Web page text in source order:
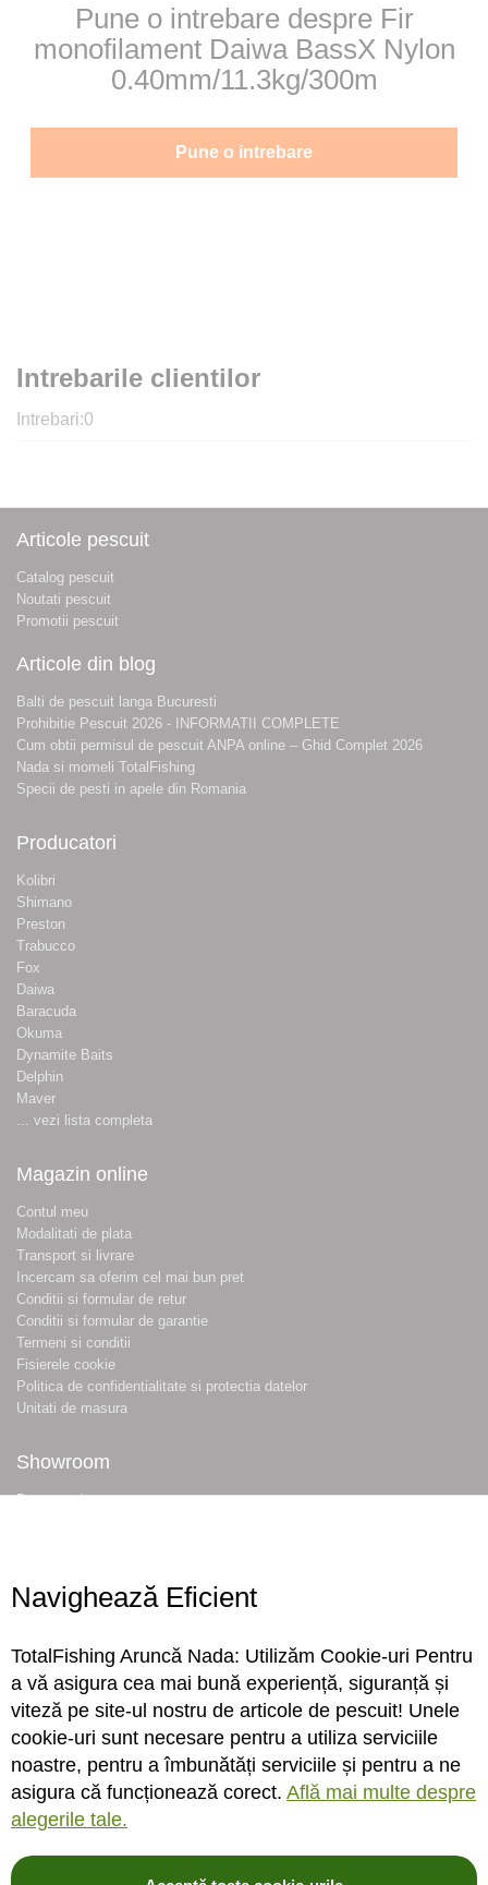
Intrebarile clientilor
Intrebari:0
Pune o intrebare despre Fir
monofilament Daiwa BassX Nylon
0.40mm/11.3kg/300m
Pune o intrebare
Articole pescuit
Catalog pescuit
Noutati pescuit
Promotii pescuit
Articole din blog
Balti de pescuit langa Bucuresti
Prohibitie Pescuit 2026 - INFORMATII COMPLETE
Cum obtii permisul de pescuit ANPA online – Ghid Complet 2026
Nada si momeli TotalFishing
Specii de pesti in apele din Romania
Producatori
Kolibri
Shimano
Preston
Trabucco
Fox
Daiwa
Baracuda
Okuma
Dynamite Baits
Delphin
Maver
... vezi lista completa
Magazin online
Contul meu
Modalitati de plata
Transport si livrare
Incercam sa oferim cel mai bun pret
Conditii si formular de retur
Conditii si formular de garantie
Termeni si conditii
Fisierele cookie
Politica de confidentialitate si protectia datelor
Unitati de masura
Showroom
Despre noi
Conecteaza-te
Sa ne cunoastem mai bine. Vino alaturi de noi pe reteaua ta preferata. Te
asteptam cu stiri, surprize, concursuri, premii ...
Navighează Eficient
TotalFishing Aruncă Nada: Utilizăm Cookie-uri Pentru
a vă asigura cea mai bună experiență, siguranță și
viteză pe site-ul nostru de articole de pescuit! Unele
cookie-uri sunt necesare pentru a utiliza serviciile
noastre, pentru a îmbunătăți serviciile și pentru a ne
asigura că funcționează corect. Află mai multe despre
alegerile tale.